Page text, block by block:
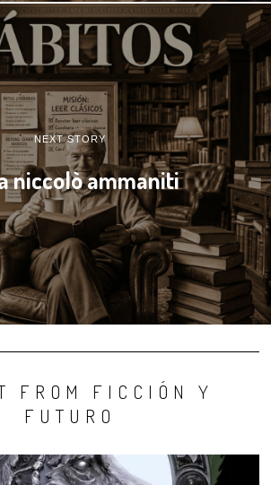
NEXT STORY
niccolò ammaniti
FROM FICCIÓN Y
FUTURO